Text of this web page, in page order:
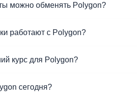
можно обменять Polygon?
работают с Polygon?
курс для Polygon?
сегодня?